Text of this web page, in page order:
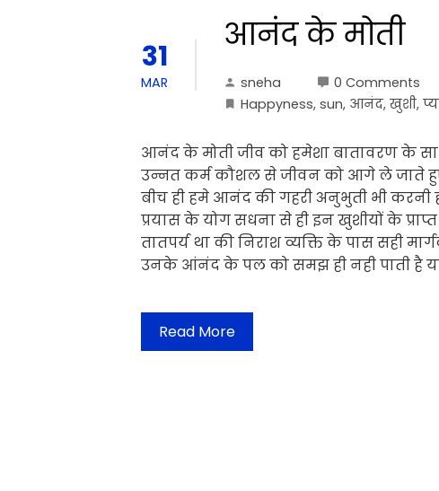
31
MAR
आनंद के मोती
sneha 0 Comments
Happyness, sun, आनंद, खुशी,
आनंद के मोती जीव को हमेशा बातावरण के
उन्नत कर्म कौशल से जीवन को आगे ले जाते हुए
बीच ही हमे आनंद की गहरी अनुभुती भी करनी
प्रयास के योग सधना से ही इन खुशीयों के
तातपर्य था की निराश व्यक्ति के पास सही
उनके आंनंद के पल को समझ ही नही पाती है
Read More